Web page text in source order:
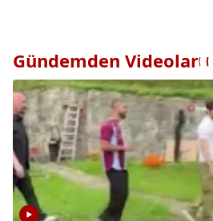
Gündemden Videolar